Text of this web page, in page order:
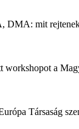
DMA: mit
a
Társaság